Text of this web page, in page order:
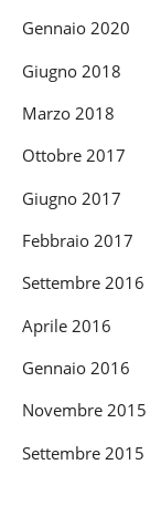
Gennaio 2020
Giugno 2018
Marzo 2018
Ottobre 2017
Giugno 2017
Febbraio 2017
Settembre 2016
Aprile 2016
Gennaio 2016
Novembre 2015
Settembre 2015